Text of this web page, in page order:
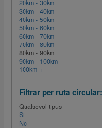
20km - 30km
30km - 40km
40km - 50km
50km - 60km
60km - 70km
70km - 80km
80km - 90km
90km - 100km
100km +
Filtrar per ruta circular:
Qualsevol tipus
Si
No